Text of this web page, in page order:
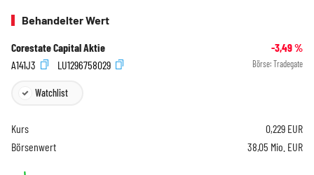
Behandelter Wert
Corestate Capital Aktie -3,49%
A141J3
LU1296758029 Börse: Tradegate
Watchlist
Kurs 0,229 EUR
Börsenwert
38,05 Mio. EUR